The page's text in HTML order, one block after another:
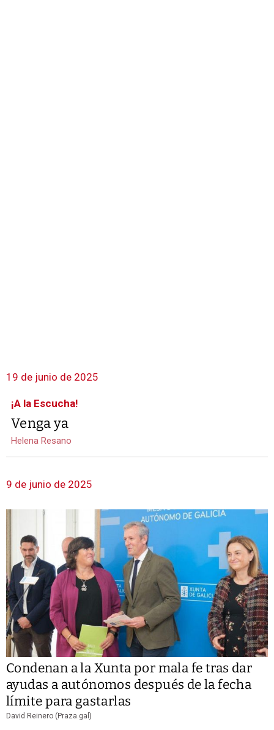
19 de junio de 2025
¡A la Escucha!
Venga ya
Helena Resano
9 de junio de 2025
Condenan a la Xunta por mala fe tras dar
ayudas a autónomos después de la fecha
límite para gastarlas
David Reinero (Praza.gal)